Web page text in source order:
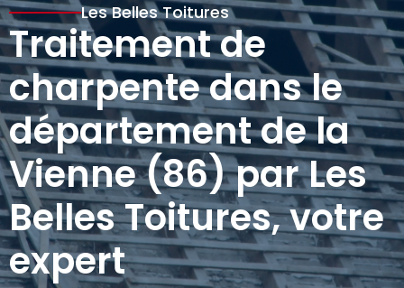
Les Belles Toitures
Traitement de
charpente dans le
département de la
Vienne (86) par Les
Belles Toitures, votre
expert